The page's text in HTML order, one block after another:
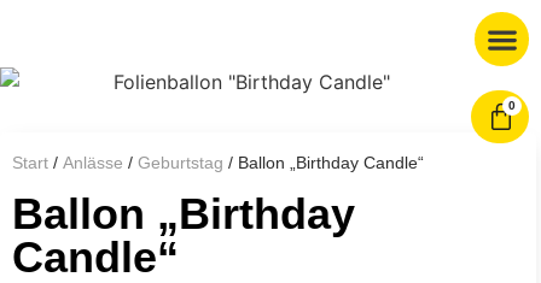
0
Start / Anlässe / Geburtstag / Ballon „Birthday Candle“
Ballon „Birthday
Candle“